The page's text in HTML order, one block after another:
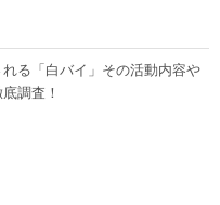
る「白バイ」その活動内容や
調査！